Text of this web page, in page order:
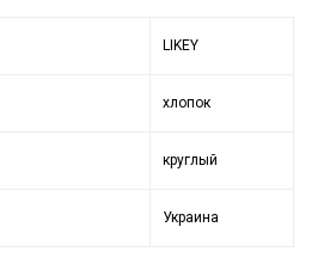
LIKEY
хлопок
круглый
Украина